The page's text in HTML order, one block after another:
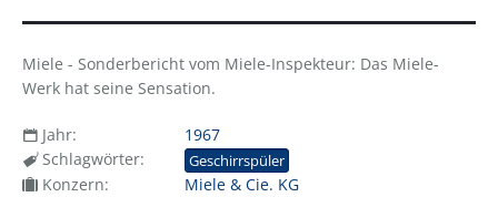
Miele - Sonderbericht vom Miele-Inspekteur: Das Miele-
Werk hat seine Sensation.
Jahr:
1967
Schlagwörter:
Geschirrspüler
Konzern:
Miele & Cie. KG